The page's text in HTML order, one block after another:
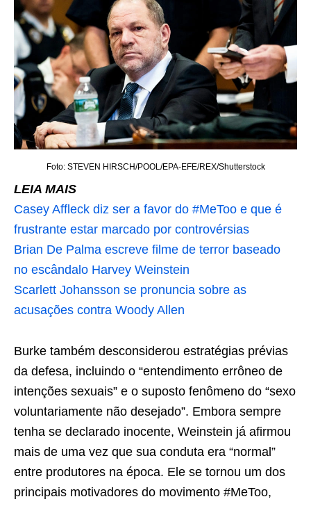
Foto: STEVEN HIRSCH/POOL/EPA-EFE/REX/Shutterstock
LEIA MAIS
Casey Affleck diz ser a favor do #MeToo e que é
frustrante estar marcado por controvérsias
Brian De Palma escreve filme de terror baseado
no escândalo Harvey Weinstein
Scarlett Johansson se pronuncia sobre as
acusações contra Woody Allen
Burke também desconsiderou estratégias prévias
da defesa, incluindo o “entendimento errôneo de
intenções sexuais” e o suposto fenômeno do “sexo
voluntariamente não desejado”. Embora sempre
tenha se declarado inocente, Weinstein já afirmou
mais de uma vez que sua conduta era “normal”
entre produtores na época. Ele se tornou um dos
principais motivadores do movimento #MeToo,